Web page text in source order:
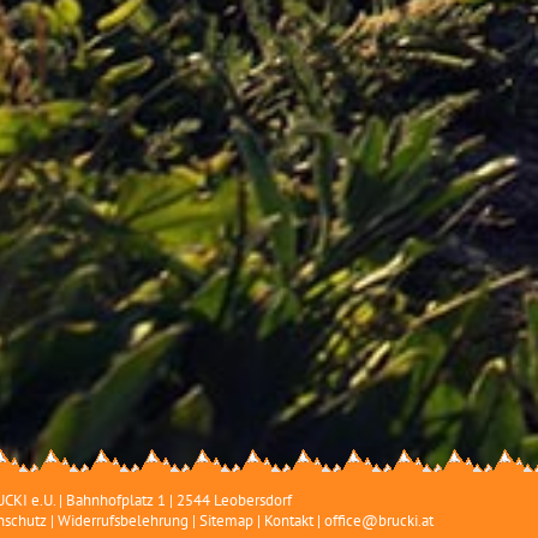
e.U. | Bahnhofplatz 1 | 2544 Leobersdorf
| Widerrufsbelehrung | Sitemap | Kontakt| office@brucki.at